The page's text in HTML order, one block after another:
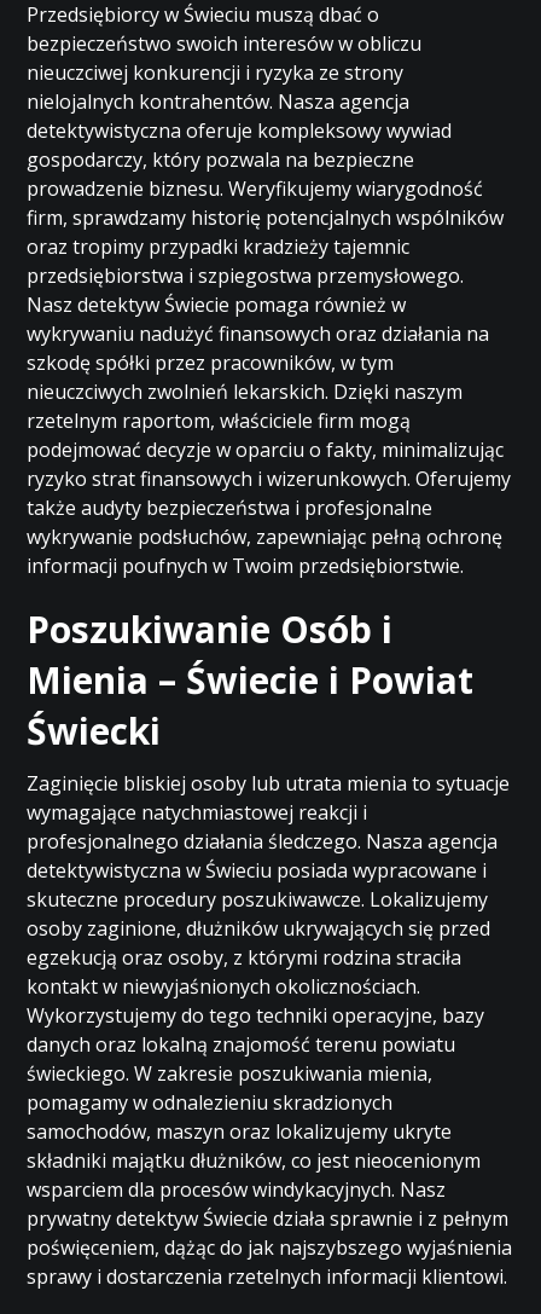
Przedsiębiorcy w Świeciu muszą dbać o
bezpieczeństwo swoich interesów w obliczu
nieuczciwej konkurencji i ryzyka ze strony
nielojalnych kontrahentów. Nasza agencja
detektywistyczna oferuje kompleksowy wywiad
gospodarczy, który pozwala na bezpieczne
prowadzenie biznesu. Weryfikujemy wiarygodność
firm, sprawdzamy historię potencjalnych wspólników
oraz tropimy przypadki kradzieży tajemnic
przedsiębiorstwa i szpiegostwa przemysłowego.
Nasz detektyw Świecie pomaga również w
wykrywaniu nadużyć finansowych oraz działania na
szkodę spółki przez pracowników, w tym
nieuczciwych zwolnień lekarskich. Dzięki naszym
rzetelnym raportom, właściciele firm mogą
podejmować decyzje w oparciu o fakty, minimalizując
ryzyko strat finansowych i wizerunkowych. Oferujemy
także audyty bezpieczeństwa i profesjonalne
wykrywanie podsłuchów, zapewniając pełną ochronę
informacji poufnych w Twoim przedsiębiorstwie.
Poszukiwanie Osób i
Mienia – Świecie i Powiat
Świecki
Zaginięcie bliskiej osoby lub utrata mienia to sytuacje
wymagające natychmiastowej reakcji i
profesjonalnego działania śledczego. Nasza agencja
detektywistyczna w Świeciu posiada wypracowane i
skuteczne procedury poszukiwawcze. Lokalizujemy
osoby zaginione, dłużników ukrywających się przed
egzekucją oraz osoby, z którymi rodzina straciła
kontakt w niewyjaśnionych okolicznościach.
Wykorzystujemy do tego techniki operacyjne, bazy
danych oraz lokalną znajomość terenu powiatu
świeckiego. W zakresie poszukiwania mienia,
pomagamy w odnalezieniu skradzionych
samochodów, maszyn oraz lokalizujemy ukryte
składniki majątku dłużników, co jest nieocenionym
wsparciem dla procesów windykacyjnych. Nasz
prywatny detektyw Świecie działa sprawnie i z pełnym
poświęceniem, dążąc do jak najszybszego wyjaśnienia
sprawy i dostarczenia rzetelnych informacji klientowi.